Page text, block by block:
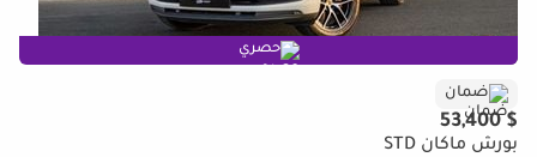
حصري
ضمان
$ 53,400
بورش ماكان STD